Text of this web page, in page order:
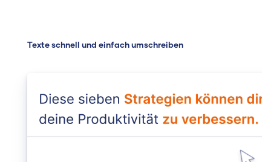
Texte schnell und einfach umschreiben